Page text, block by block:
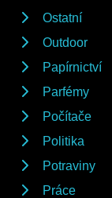
Ostatní
Outdoor
Papírnictví
Parfémy
Počítače
Politika
Potraviny
Práce